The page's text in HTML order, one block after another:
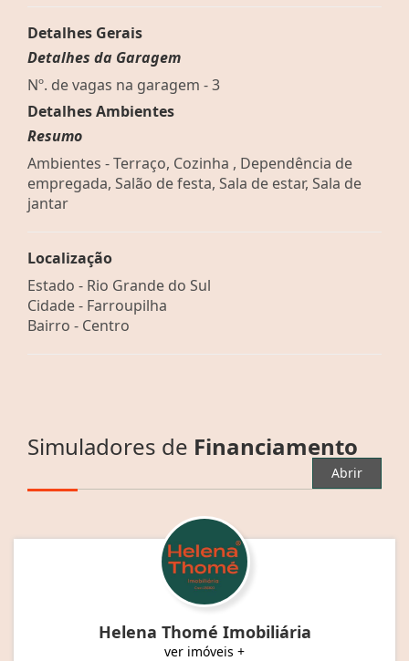
Detalhes Gerais
Detalhes da Garagem
Nº. de vagas na garagem - 3
Detalhes Ambientes
Resumo
Ambientes - Terraço, Cozinha , Dependência de
empregada, Salão de festa, Sala de estar, Sala de
jantar
Localização
Estado - Rio Grande do Sul
Cidade - Farroupilha
Bairro - Centro
Simuladores de Financiamento
Abrir
Helena Thomé Imobiliária
ver imóveis +